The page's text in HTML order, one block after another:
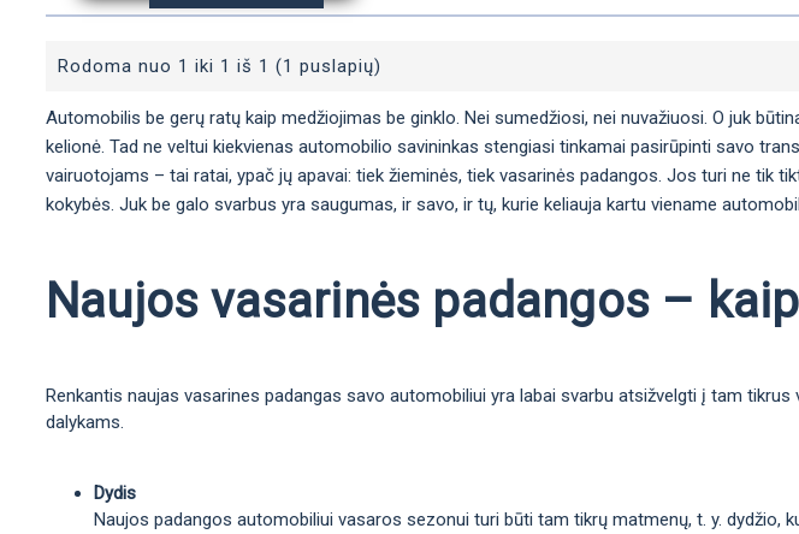
Rodoma nuo 1 iki 1 iš 1 (1 puslapių)
Automobilis be gerų ratų kaip medžiojimas be ginklo. Nei sumedžiosi, nei nuvažiuosi. O juk
kelionė. Tad ne veltui kiekvienas automobilio savininkas stengiasi tinkamai pasirūpinti savo
vairuotojams – tai ratai, ypač jų apavai: tiek žieminės, tiek vasarinės padangos. Jos turi ne tik
kokybės. Juk be galo svarbus yra saugumas, ir savo, ir tų, kurie keliauja kartu viename
Naujos vasarinės padangos –
Renkantis naujas vasarines padangas savo automobiliui yra labai svarbu atsižvelgti į tam
dalykams.
Dydis
Naujos padangos automobiliui vasaros sezonui turi būti tam tikrų matmenų, t. y. dydžio,